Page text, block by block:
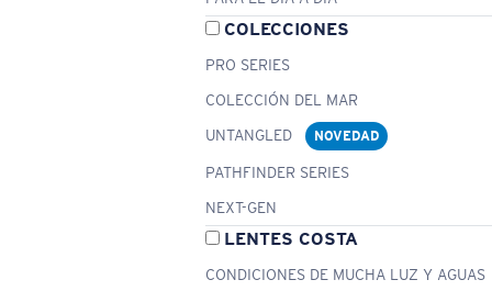
COLECCIONES
PRO SERIES
COLECCIÓN DEL MAR
UNTANGLED
NOVEDAD
PATHFINDER SERIES
NEXT-GEN
LENTES COSTA
CONDICIONES DE MUCHA LUZ Y AGUAS